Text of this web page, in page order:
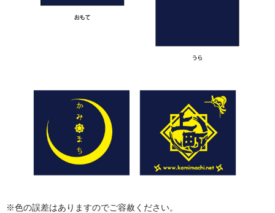
※色の誤差はありますのでご容赦ください。